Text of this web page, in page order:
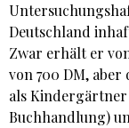
Deutschland
Zwar erhält er
von 700 DM,
als
Buchhandlung)